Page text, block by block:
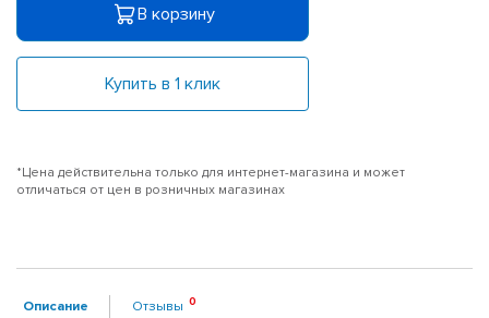
В корзину
Купить в 1 клик
*Цена действительна только для интернет-магазина и может
отличаться от цен в розничных магазинах
Описание Отзывы